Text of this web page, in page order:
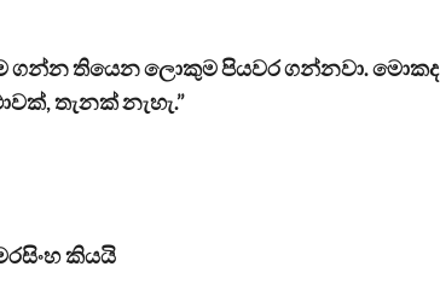
ගන්න තියෙන ලොකුම පියවර ගන්නවා. මොකද
තැනක් නැහැ.”
කියයි